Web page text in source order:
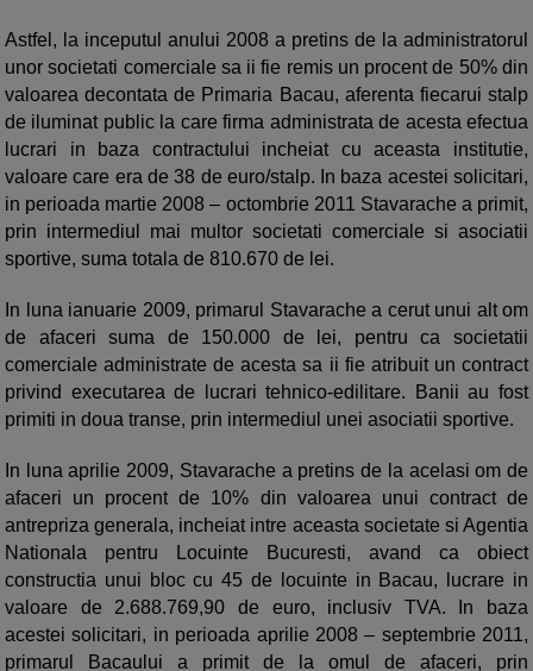
Astfel, la inceputul anului 2008 a pretins de la administratorul
unor societati comerciale sa ii fie remis un procent de 50% din
valoarea decontata de Primaria Bacau, aferenta fiecarui stalp
de iluminat public la care firma administrata de acesta efectua
lucrari in baza contractului incheiat cu aceasta institutie,
valoare care era de 38 de euro/stalp. In baza acestei solicitari,
in perioada martie 2008 – octombrie 2011 Stavarache a primit,
prin intermediul mai multor societati comerciale si asociatii
sportive, suma totala de 810.670 de lei.
In luna ianuarie 2009, primarul Stavarache a cerut unui alt om
de afaceri suma de 150.000 de lei, pentru ca societatii
comerciale administrate de acesta sa ii fie atribuit un contract
privind executarea de lucrari tehnico-edilitare. Banii au fost
primiti in doua transe, prin intermediul unei asociatii sportive.
In luna aprilie 2009, Stavarache a pretins de la acelasi om de
afaceri un procent de 10% din valoarea unui contract de
antrepriza generala, incheiat intre aceasta societate si Agentia
Nationala pentru Locuinte Bucuresti, avand ca obiect
constructia unui bloc cu 45 de locuinte in Bacau, lucrare in
valoare de 2.688.769,90 de euro, inclusiv TVA. In baza
acestei solicitari, in perioada aprilie 2008 – septembrie 2011,
primarul Bacaului a primit de la omul de afaceri, prin